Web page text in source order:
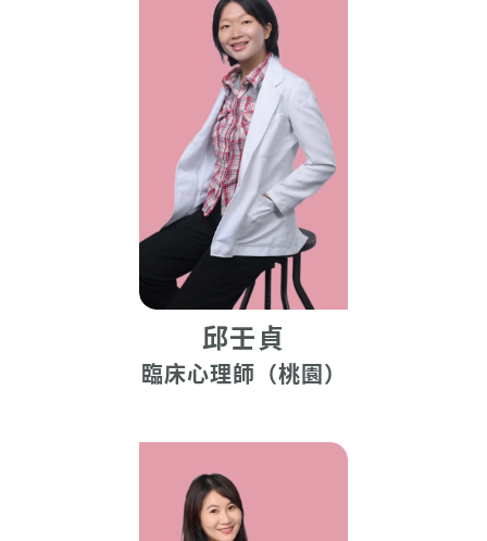
邱壬貞
臨床心理師（桃園）